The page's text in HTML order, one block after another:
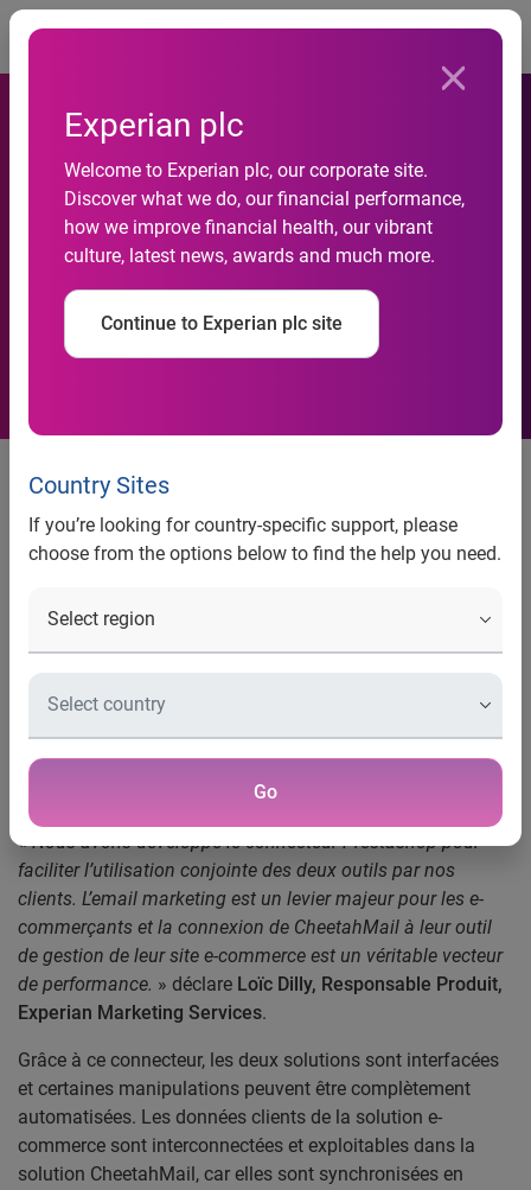
Experian plc
Welcome to Experian plc, our corporate site.
Discover what we do, our financial performance,
how we improve financial health, our vibrant
culture, latest news, awards and much more.
Continue to Experian plc site
Country Sites
If you’re looking for country-specific support, please
choose from the options below to find the help you need.
Go
Experian Marketing Services
annonce la mise en place
d’un connecteur pour relier
sa plateforme CheetahMail à
la solution e-commerce
Prestashop
Experian Marketing Services annonce la mise en place
d’un connecteur pour
Paris, le 10 Janvier 2013–Experian Marketing
connaissance client et du data management, renforce
encore la connectivité de sa plateforme CheetahMail grâce
au développement d’un connecteur avec la solution e-
«Nous avons développé le connecteur Prestashop pour
faciliter l’utilisation conjointe des deux outils par nos
clients. L’email marketing est un levier majeur pour les e-
commerçants et la connexion de CheetahMail à leur outil
de gestion de leur site e-commerce est un véritable vecteur
de performance. » déclare Loïc Dilly, Responsable Produit,
Experian Marketing Services.
Grâce à ce connecteur, les deux solutions sont interfacées
et certaines manipulations peuvent être complètement
automatisées. Les données clients de la solution e-
commerce sont interconnectées et exploitables dans la
solution CheetahMail, car elles sont synchronisées en